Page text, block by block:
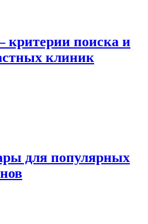
поиска и
клиник
для популярных